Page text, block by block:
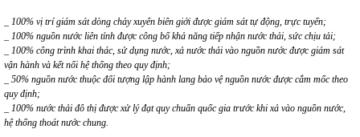
100% vị trí giám sát dòng chảy xuyên biên giới được giám sát tự động, trực tuyến;
100% nguồn nước liên tỉnh được công bố khả năng tiếp nhận nước thải, sức chịu tải;
100% công trình khai thác, sử dụng nước, xả nước thải vào nguồn nước được giám sát
vận hành và kết nối hệ thống theo quy định;
50% nguồn nước thuộc đối tượng lập hành lang bảo vệ nguồn nước được cắm mốc theo
quy định;
100% nước thải đô thị được xử lý đạt quy chuẩn quốc gia trước khi xả vào nguồn nước,
hệ thống thoát nước chung.